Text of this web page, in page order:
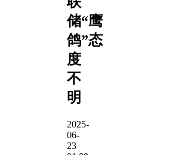
储“鹰
鸽”态
度
不
明
2025-
06-
23